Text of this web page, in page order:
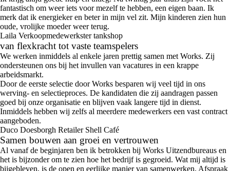
fantastisch om weer iets voor mezelf te hebben, een eigen baan. Ik
merk dat ik energieker en beter in mijn vel zit. Mijn kinderen zien hun
oude, vrolijke moeder weer terug.
Laila Verkoopmedewerkster tankshop
van flexkracht tot vaste teamspelers
We werken inmiddels al enkele jaren prettig samen met Works. Zij
ondersteunen ons bij het invullen van vacatures in een krappe
arbeidsmarkt.
Door de eerste selectie door Works besparen wij veel tijd in ons
werving- en selectieproces. De kandidaten die zij aandragen passen
goed bij onze organisatie en blijven vaak langere tijd in dienst.
Inmiddels hebben wij zelfs al meerdere medewerkers een vast contract
aangeboden.
Duco Doesborgh Retailer Shell Café
Samen bouwen aan groei en vertrouwen
Al vanaf de beginjaren ben ik betrokken bij Works Uitzendbureaus en
het is bijzonder om te zien hoe het bedrijf is gegroeid. Wat mij altijd is
bijgebleven, is de open en eerlijke manier van samenwerken. Afspraak